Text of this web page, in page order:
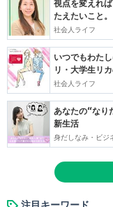
視点を変えれ
たえたいこと。
社会人ライフ
いつでもわた
リ・大学生リ
社会人ライフ
あなたの“なり
新生活
身だしなみ・ビジ